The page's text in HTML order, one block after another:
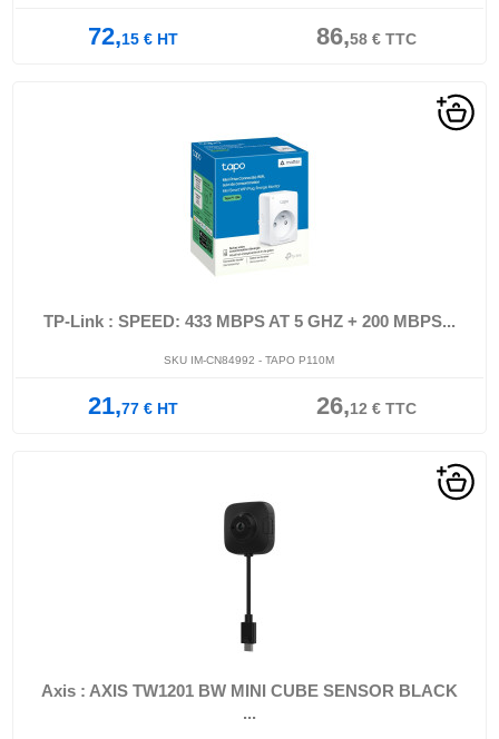
72,15€HT 86,58€TTC
TP-Link : SPEED: 433 MBPS AT 5 GHZ + 200 MBPS...
SKU IM-CN84992 - TAPO P110M
21,77€HT 26,12 €TTC
Axis : AXIS TW1201 BW MINI CUBE SENSOR BLACK
...